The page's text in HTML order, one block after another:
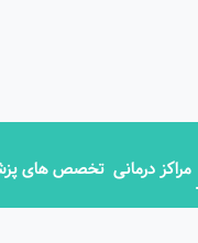
مراکز درمانی تخصص های